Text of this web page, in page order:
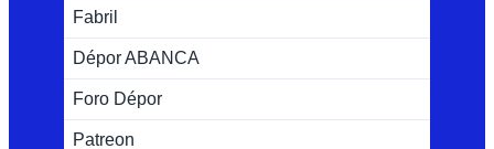
Fabril
Dépor ABANCA
Foro Dépor
Patreon